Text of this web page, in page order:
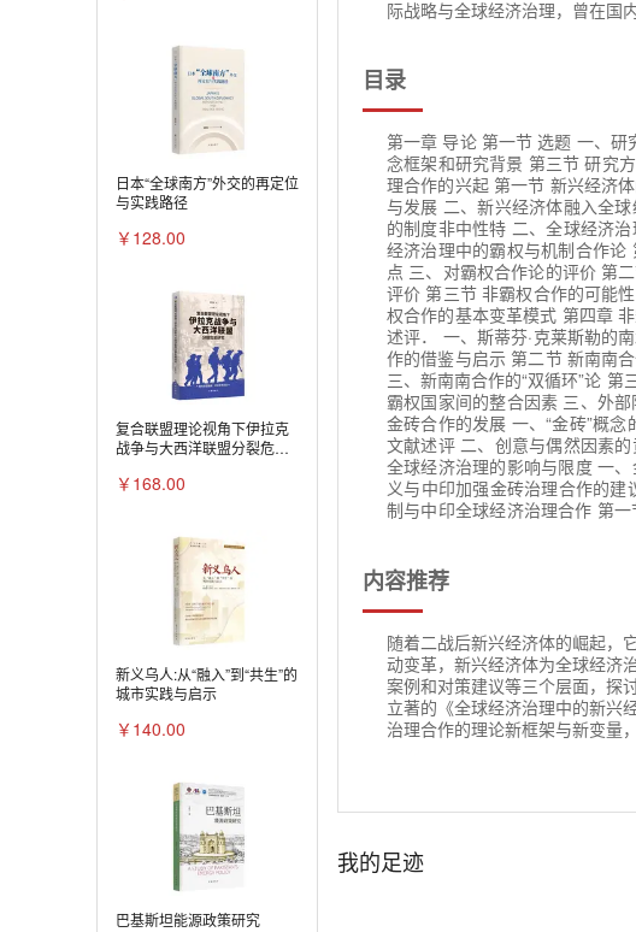
日本“全球南方”外交的再定位
与实践路径
￥128.00
复合联盟理论视角下伊拉克
战争与大西洋联盟分裂危机
￥168.00
新义乌人:从“融入”到“共生”的
城市实践与启示
￥140.00
巴基斯坦能源政策研究
际战略与全球经济治理，曾在国
目录
第一章 导论 第一节 选题 一、
念框架和研究背景 第三节 研究
理合作的兴起 第一节 新兴经济
与发展 二、新兴经济体融入全
的制度非中性特 二、全球经济
经济治理中的霸权与机制合作
点 三、对霸权合作论的评价 第
评价 第三节 非霸权合作的可能
权合作的基本变革模式 第四章
述评． 一、斯蒂芬·克莱斯勒的
作的借鉴与启示 第二节 新南南
三、新南南合作的“双循环”论
霸权国家间的整合因素 三、外
金砖合作的发展 一、“金砖”概
文献述评 二、创意与偶然因素
全球经济治理的影响与限度 一
义与中印加强金砖治理合作的
制与中印全球经济治理合作 第
G20合作的启示及中印G20治
的中印经济治理合作：以孟中印
BCIM的提出 一、地区主义潮流
节 BCIM的进展与问题 一、基础
介入 第四节 不容乐观的BCIM
第一节 新兴经济体非霸权合作
进合作 三、增强领导力以推进
理中非霸权合作对于中国的意义
内容推荐
随着二战后新兴经济体的崛起，
动变革，新兴经济体为全球经济
案例和对策建议等三个层面，探
立著的《全球经济治理中的新兴
治理合作的理论新框架与新变量
我的足迹